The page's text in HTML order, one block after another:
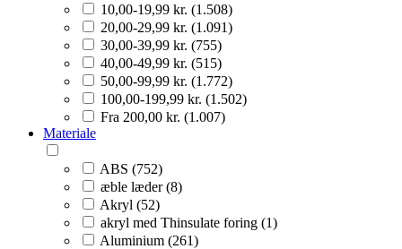
10,00-19,99 kr. (1.508)
20,00-29,99 kr. (1.091)
30,00-39,99 kr. (755)
40,00-49,99 kr. (515)
50,00-99,99 kr. (1.772)
100,00-199,99 kr. (1.502)
Fra 200,00 kr. (1.007)
Materiale
ABS (752)
æble læder (8)
Akryl (52)
akryl med Thinsulate foring (1)
Aluminium (261)